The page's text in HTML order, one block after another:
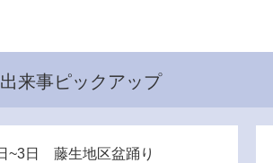
来事ピックアップ
~3日 藤生地区盆踊り